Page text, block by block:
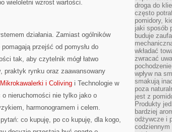
wieloletni wzrost wartości.
działania. Zamiast ogólników
przejść od pomysłu do
tak, aby czytelnik mógł łatwo
praktyk rynku oraz zaawansowany
Mikrokawalerki i Coliving i Technologie w
nieruchomości nie tylko jako o
harmonogramem i celem.
co kupuję, po co kupuję, dla kogo,
droga do
często
pomidory,
jaki sposób
buduje
wkładać
zwracać
wpływ na
smakują
poza
jest z
Produkty
bardziej
odżywcze i
codziennym